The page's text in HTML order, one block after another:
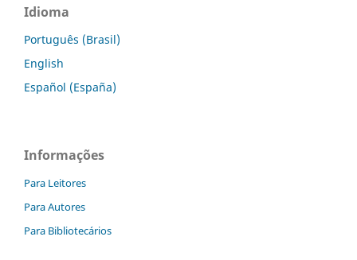
Idioma
Português (Brasil)
English
Español (España)
Informações
Para Leitores
Para Autores
Para Bibliotecários